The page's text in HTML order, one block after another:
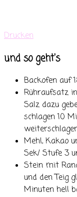
Drucken
und so geht's
Backofen auf
Rühraufsatz
Salz dazu
schlagen 10
Mehl, Kakao
Sek/ Stufe 3
Stein mit
und den Teig
Minuten hell